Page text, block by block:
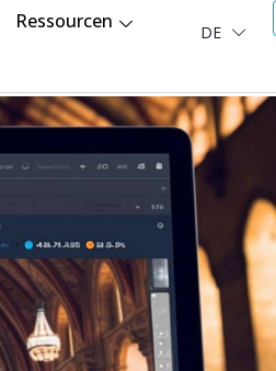
Ressourcen DE
العربية